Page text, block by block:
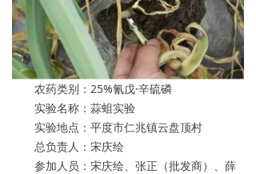
农药类别：25%氰戊·辛硫磷
实验名称：蒜蛆实验
实验地点：平度市仁兆镇云盘顶村
总负责人：宋庆绘
参加人员：宋庆绘、张正（批发商）、薛